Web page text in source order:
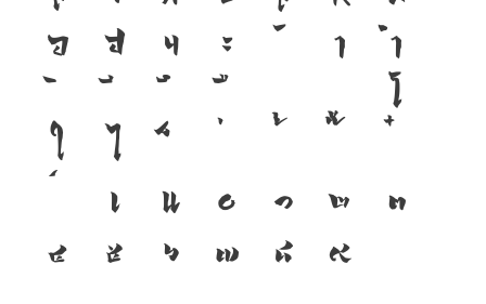
อ ฮ ฯ ะ า ำ
โ
ใ ไ
เ แ ๐ ๑ ๒ ๓
๔ ๕ ๖ ๗ ๘ ๙